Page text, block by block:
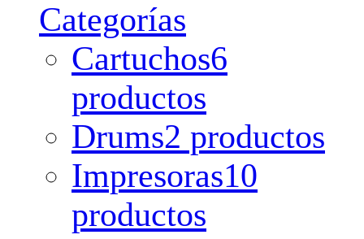
Categorías
Cartuchos6
productos
Drums2 productos
Impresoras10
productos